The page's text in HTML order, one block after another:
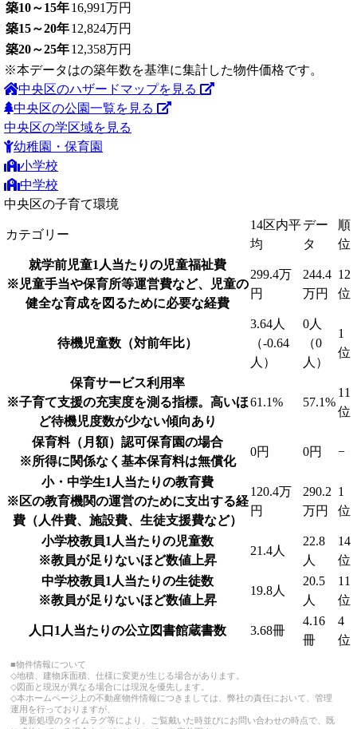
築10～15年16,991万円
築15～20年12,824万円
築20～25年12,358万円
※本データはの築年数を基準に集計した物件価格です。
中央区のハザードマップを見る
中央区の公園一覧を見る
中央区の学区域を見る
幼稚園・保育園
小学校
中学校
中央区の子育て環境
カテゴリー
14区内平
均
デー
タ
順
位
就学前児童1人当たりの児童福祉費
※児童手当や保育所等運営費など、児童の
健全な育成を図るために必要な経費
299.4万
円
244.4
万円
12
位
待機児童数（対前年比）
3.64人
（-0.64
人）
0人
（0
人）
1
位
保育サービス利用率
※子育て支援の充実度を測る指標。高いほ
ど待機児度数が少ない傾向あり
61.1% 57.1%
11
位
保育料（月額） 認可保育園の場合
※所得に関係なく基本保育料は無償化
0円 0円 −
小・中学生1人当たりの教育費
※区の教育機関の運営のために支出する経
費（人件費、施設費、生徒支援費など）
120.4万
円
290.2
万円
1
位
小学校教員1人当たりの児童数
※教員が足りないほど数値上昇
21.4人
22.8
人
14
位
中学校教員1人当たりの生徒数
※教員が足りないほど数値上昇
19.8人
20.5
人
11
位
人口1人当たりの公立図書館蔵書数 3.68冊
4.16
冊
4
位
■物件情報について
◇地積、建物床面積、仕様に変更が生じる場合があります。
◇図面と現況が異なる場合には現況を優先します。
◇本ホームページ上の不動産物件情報につきましては、弊社の責任において、管理
運用を行っておりますが、
更新処理のタイムラグ等により、ご覧戴いた時並びにお問い合わせの時点で、既